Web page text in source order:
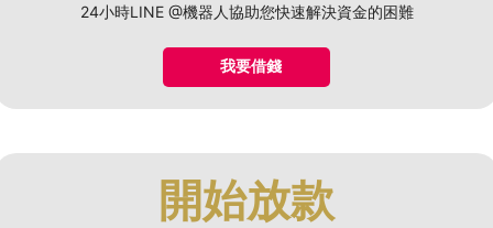
24小時LINE @機器人協助您快速解決資金的困難
我要借錢
開始放款